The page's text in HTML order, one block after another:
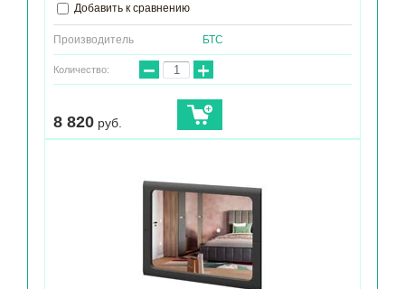
Добавить к сравнению
Производитель БТС
Количество: − +
8 820 руб.